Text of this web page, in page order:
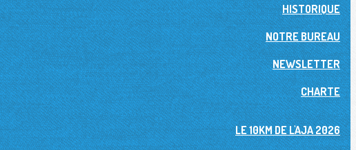
HISTORIQUE
NOTRE BUREAU
NEWSLETTER
CHARTE
LE 10KM DE L'AJA 2026